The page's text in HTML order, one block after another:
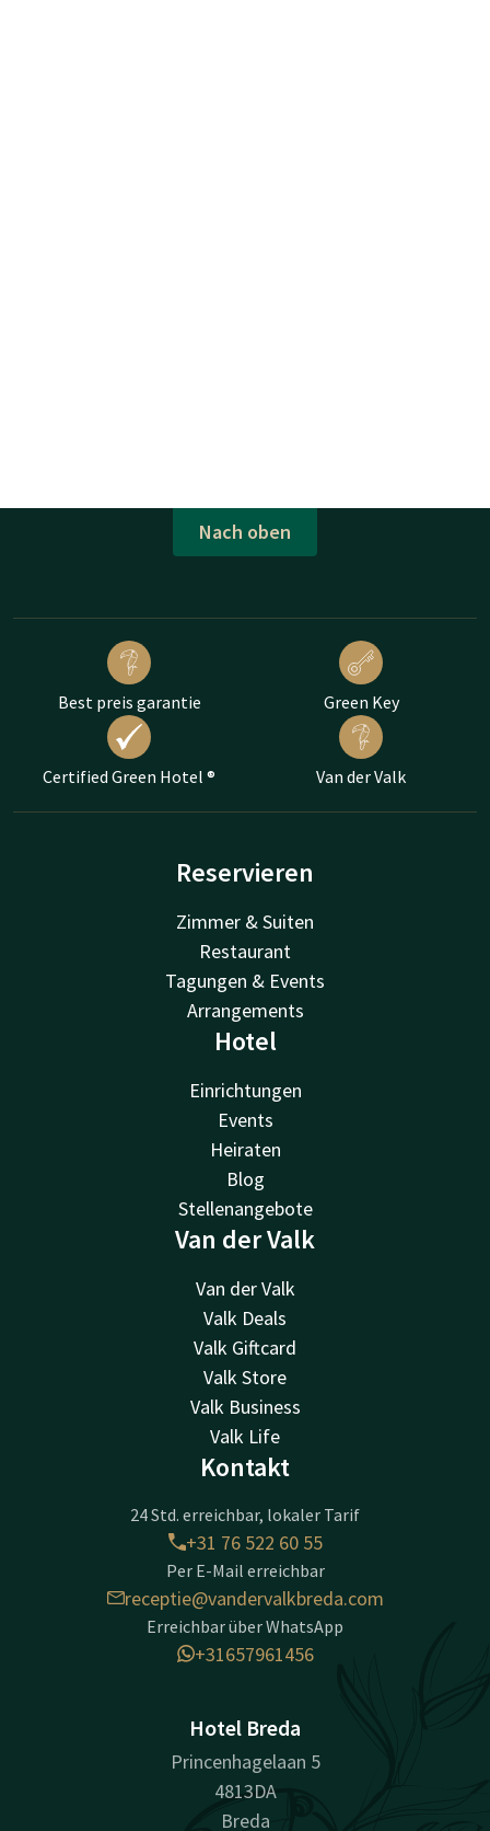
Nach oben
Best preis garantie Green Key
Certified Green Hotel ® Van der Valk
Reservieren
Zimmer & Suiten
Restaurant
Tagungen & Events
Arrangements
Hotel
Einrichtungen
Events
Heiraten
Blog
Stellenangebote
Van der Valk
Van der Valk
Valk Deals
Valk Giftcard
Valk Store
Valk Business
Valk Life
Kontakt
24 Std. erreichbar, lokaler Tarif
+31 76 522 60 55
Per E-Mail erreichbar
receptie@vandervalkbreda.com
Erreichbar über WhatsApp
+31657961456
Hotel Breda
Princenhagelaan 5
4813DA
Breda